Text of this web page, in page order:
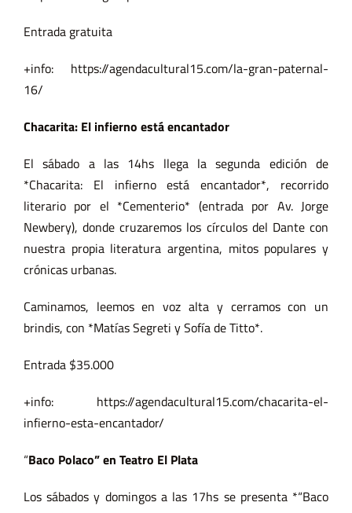
Entrada gratuita
+info: https://agendacultural15.com/la-gran-paternal-
16/
Chacarita: El infierno está encantador
El sábado a las 14hs llega la segunda edición de
*Chacarita: El infierno está encantador*, recorrido
literario por el *Cementerio* (entrada por Av. Jorge
Newbery), donde cruzaremos los círculos del Dante con
nuestra propia literatura argentina, mitos populares y
crónicas urbanas.
Caminamos, leemos en voz alta y cerramos con un
brindis, con *Matías Segreti y Sofía de Titto*.
Entrada $35.000
+info: https://agendacultural15.com/chacarita-el-
infierno-esta-encantador/
“Baco Polaco” en Teatro El Plata
Los sábados y domingos a las 17hs se presenta *“Baco